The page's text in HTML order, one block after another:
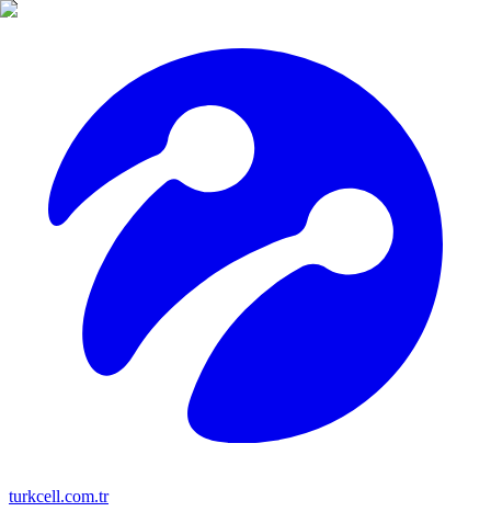
turkcell.com.tr